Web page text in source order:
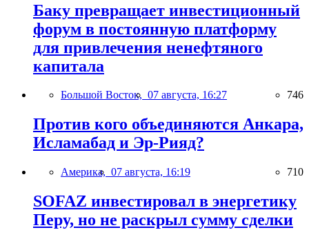
Баку превращает инвестиционный
форум в постоянную платформу
для привлечения ненефтяного
капитала
Большой Восток, 07 августа, 16:27 746
Против кого объединяются Анкара,
Исламабад и Эр-Рияд?
Америка, 07 августа, 16:19 710
SOFAZ инвестировал в энергетику
Перу, но не раскрыл сумму сделки